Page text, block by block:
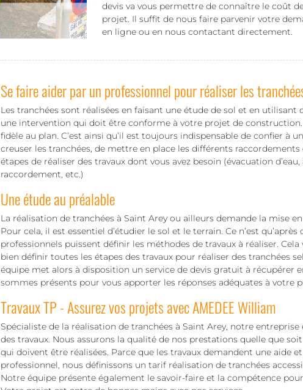
devis va vous permettre de connaître le coût
projet. Il suffit de nous faire parvenir votre
en ligne ou en nous contactant directement.
Se faire aider par un professionnel pour réaliser les
Les tranchées sont réalisées en faisant une étude de sol et en utilisant
une intervention qui doit être conforme à votre projet de
fidèle au plan. C’est ainsi qu’il est toujours indispensable de confier à
creuser les tranchées, de mettre en place les différents raccordements
étapes de réaliser des travaux dont vous avez besoin (évacuation
raccordement, etc.)
Une étude au préalable
La réalisation de tranchées à Saint Arey ou ailleurs demande la mise
Pour cela, il est essentiel d’étudier le sol et le terrain. Ce n’est
professionnels puissent définir les méthodes de travaux à réaliser.
bien définir toutes les étapes des travaux pour réaliser des tranchées
équipe met alors à disposition un service de devis gratuit à récupérer
sommes présents pour vous apporter les réponses adéquates à votre
Travaux TP - Assurez vos projets avec AMEDEE William
Spécialiste de la réalisation de tranchées à Saint Arey, notre
des travaux. Nous assurons la qualité de nos prestations quelle que
qui doivent être réalisées. Parce que les travaux demandent une aide
professionnel, nous définissons un tarif réalisation de tranchées
Notre équipe présente également le savoir-faire et la compétence